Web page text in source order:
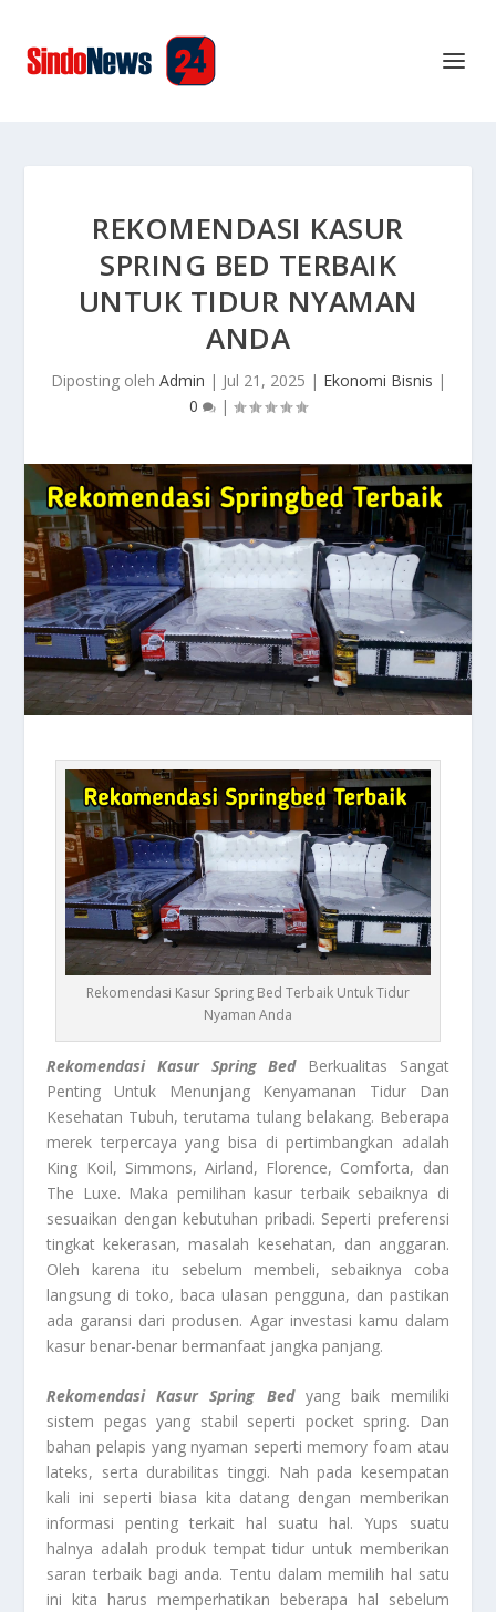
REKOMENDASI KASUR
SPRING BED TERBAIK
UNTUK TIDUR NYAMAN
ANDA
Diposting oleh Admin | Jul 21, 2025 | Ekonomi Bisnis |
0
|
Rekomendasi Kasur Spring Bed Terbaik Untuk Tidur
Nyaman Anda
Rekomendasi Kasur Spring BedBerkualitas Sangat
Penting Untuk Menunjang Kenyamanan Tidur Dan
Kesehatan Tubuh, terutama tulang belakang. Beberapa
merek terpercaya yang bisa di pertimbangkan adalah
King Koil, Simmons, Airland, Florence, Comforta, dan
The Luxe. Maka pemilihan kasur terbaik sebaiknya di
sesuaikan dengan kebutuhan pribadi. Seperti preferensi
tingkat kekerasan, masalah kesehatan, dan anggaran.
Oleh karena itu sebelum membeli, sebaiknya coba
langsung di toko, baca ulasan pengguna, dan pastikan
ada garansi dari produsen. Agar investasi kamu dalam
kasur benar-benar bermanfaat jangka panjang.
Rekomendasi Kasur Spring Bedyang baik memiliki
sistem pegas yang stabil seperti pocket spring. Dan
bahan pelapis yang nyaman seperti memory foam atau
lateks, serta durabilitas tinggi. Nah pada kesempatan
kali ini seperti biasa kita datang dengan memberikan
informasi penting terkait hal suatu hal. Yups suatu
halnya adalah produk tempat tidur untuk memberikan
saran terbaik bagi anda. Tentu dalam memilih hal satu
ini kita harus memperhatikan beberapa hal sebelum